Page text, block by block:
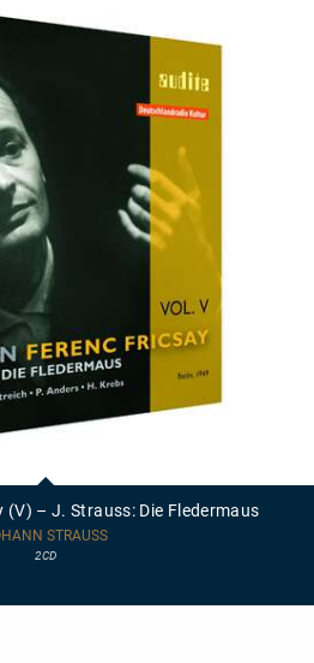
(V) – J. Strauss: Die Fledermaus
STRAUSS
2CD